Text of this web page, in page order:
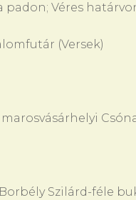
padon; Véres
(Versek)
Szilárd-féle